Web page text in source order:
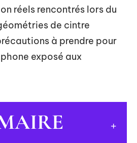
réels rencontrés lors du
de cintre
à prendre pour
exposé aux